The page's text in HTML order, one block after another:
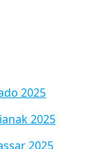
2025
2025
2025